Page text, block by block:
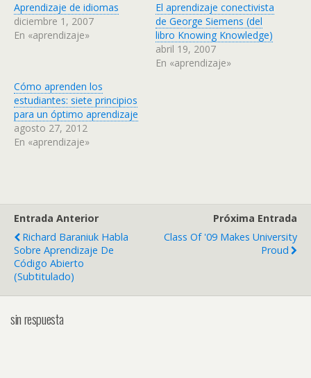
Aprendizaje de idiomas
diciembre 1, 2007
En «aprendizaje»
El aprendizaje conectivista
de George Siemens (del
libro Knowing Knowledge)
abril 19, 2007
En «aprendizaje»
Cómo aprenden los
estudiantes: siete principios
para un óptimo aprendizaje
agosto 27, 2012
En «aprendizaje»
Entrada Anterior
Richard Baraniuk Habla
Sobre Aprendizaje De
Código Abierto
(subtitulado)
Próxima Entrada
Class Of '09 Makes University
Proud
sin respuesta